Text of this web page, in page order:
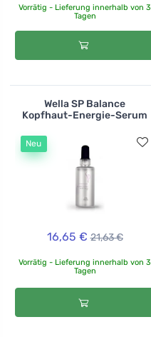
Vorrätig - Lieferung innerhalb von 3
Tagen
Wella SP Balance
Kopfhaut-Energie-Serum
Neu
16,65 € 21,63 €
Vorrätig - Lieferung innerhalb von 3
Tagen